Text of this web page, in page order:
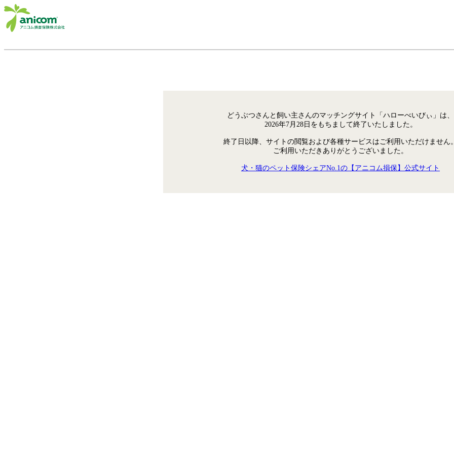
どうぶつさんと飼い主さんのマッチングサイト「ハローべいびぃ」は、
2026年7月28日をもちまして終了いたしました。
終了日以降、サイトの閲覧および各種サービスはご利用いただけません
ご利用いただきありがとうございました。
犬・猫のペット保険シェアNo.1の【アニコム損保】公式サイト